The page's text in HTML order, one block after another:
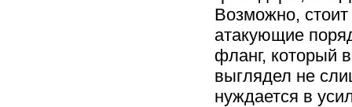
Возможно, стоит
атакующие
фланг, который
выглядел не
нуждается в